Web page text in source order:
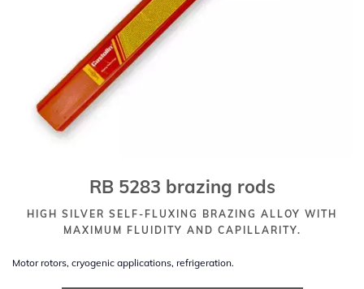
RB 5283 brazing rods
HIGH SILVER SELF-FLUXING BRAZING ALLOY WITH
MAXIMUM FLUIDITY AND CAPILLARITY.
Motor rotors, cryogenic applications, refrigeration.